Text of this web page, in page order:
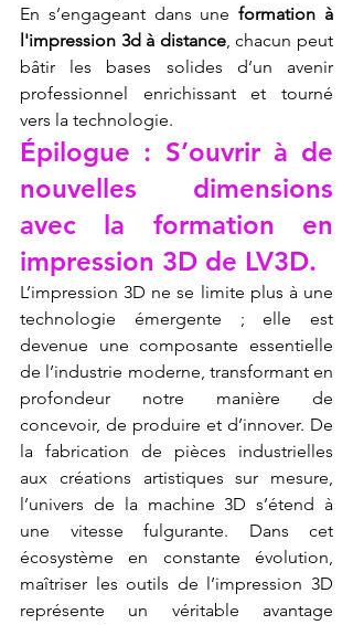
En s’engageant dans une formation à
l'impression 3d à distance, chacun peut
bâtir les bases solides d’un avenir
professionnel enrichissant et tourné
vers la technologie.
Épilogue : S’ouvrir à de
nouvelles dimensions
avec la formation en
impression 3D de LV3D.
L’impression 3D ne se limite plus à une
technologie émergente ; elle est
devenue une composante essentielle
de l’industrie moderne, transformant en
profondeur notre manière de
concevoir, de produire et d’innover. De
la fabrication de pièces industrielles
aux créations artistiques sur mesure,
l’univers de la machine 3D s’étend à
une vitesse fulgurante. Dans cet
écosystème en constante évolution,
maîtriser les outils de l’impression 3D
représente un véritable avantage